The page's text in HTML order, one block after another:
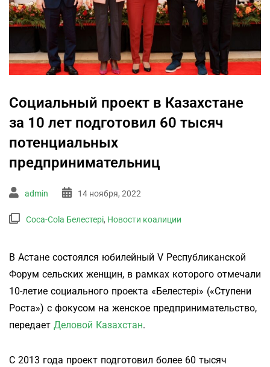
Социальный проект в Казахстане
за 10 лет подготовил 60 тысяч
потенциальных
предпринимательниц
admin 14 ноября, 2022
Coca-Cola Белестері, Новости коалиции
В Астане состоялся юбилейный V Республиканской
Форум сельских женщин, в рамках которого отмечали
10-летие социального проекта «Белестерi» («Ступени
Роста») с фокусом на женское предпринимательство,
передает Деловой Казахстан.
С 2013 года проект подготовил более 60 тысяч